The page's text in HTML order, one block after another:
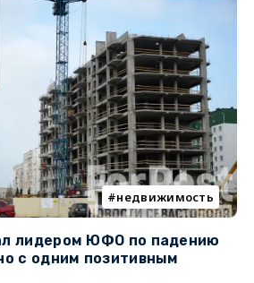
недвижимость
лидером ЮФО по падению
с одним позитивным